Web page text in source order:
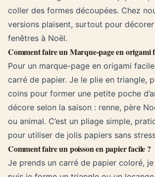
coller des formes découpées. Chez
versions plaisent, surtout pour
fenêtres à Noël.
Comment faire un Marque-page en origami
Pour un marque-page en origami
carré de papier. Je le plie en triangle,
coins pour former une petite poche
décore selon la saison : renne, père
ou animal. C’est un pliage simple,
pour utiliser de jolis papiers sans
Comment faire un poisson en papier facile ?
Je prends un carré de papier coloré,